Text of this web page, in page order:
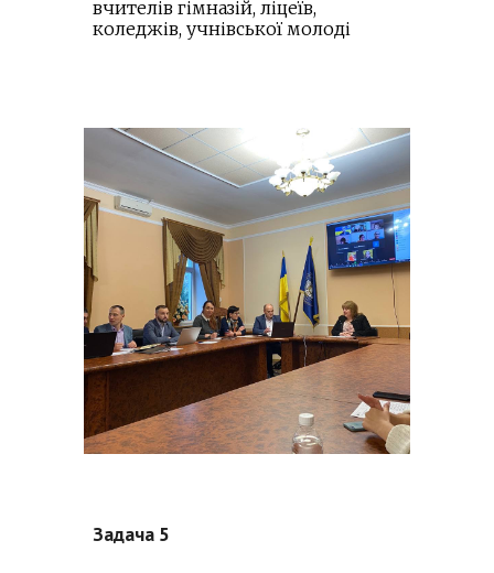
вчителів гімназій, ліцеїв,
коледжів, учнівської молоді
Задача 5